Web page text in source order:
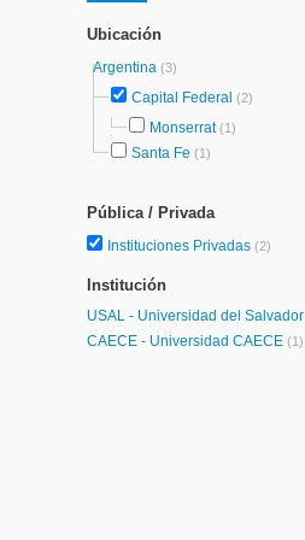
Ubicación
Argentina (3)
Capital Federal (2)
Monserrat(1)
Santa Fe (1)
Pública / Privada
Instituciones Privadas (2)
Institución
USAL - Universidad del Salvador
CAECE - Universidad CAECE (1)